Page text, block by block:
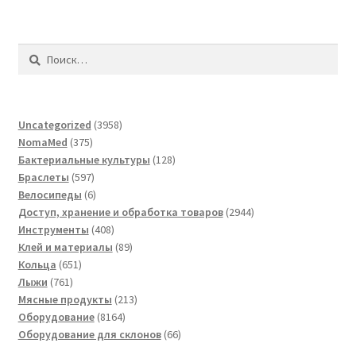
Найти:
Uncategorized 39583958
NomaMed 375375
товаров
Бактериальные культуры 128128
Браслеты 597597
товаров
Велосипеды 66
товаров
Доступ, хранение и обработка товаров 29442944
Инструменты 408408
товаров
Клей и материалы 8989
Кольца 651651
Лыжи 761761
товар
Мясные продукты 213213
Оборудование 81648164
товара
Оборудование для склонов 6666